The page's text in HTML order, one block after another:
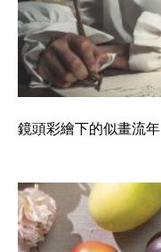
鏡頭彩繪下的似畫流年